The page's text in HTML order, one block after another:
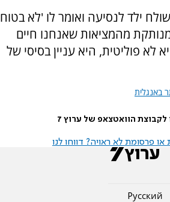
ילד לנסיעה ואומר לו 'לא בטוח
מהמציאות שאנחנו חיים
לא פוליטית, היא עניין בסיסי של
באנגלית
לקבוצת הוואטצאפ של ערוץ 7
פרסומת לא ראויה? דווחו לנו
Pусский